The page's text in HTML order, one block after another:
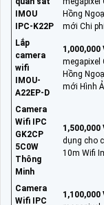
IMOU
IPC-K22P
Hồng
mới Chi
Lắp
camera
wifi
IMOU-
A22EP-D
1,000,000
megapixel
Hồng
mới Hình
Camera
Wifi IPC
GK2CP
5C0W
Thông
Minh
1,500,000
dụng cho
10m Wifi
Camera
Wifi IPC
1,100,000